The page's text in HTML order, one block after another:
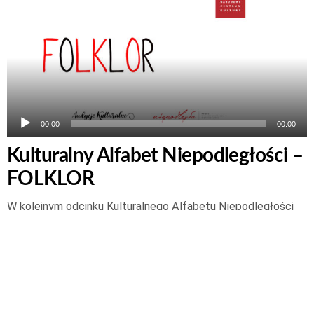
00:00 00:00
Kulturalny Alfabet Niepodległości –
FOLKLOR
W kolejnym odcinku Kulturalnego Alfabetu Niepodległości